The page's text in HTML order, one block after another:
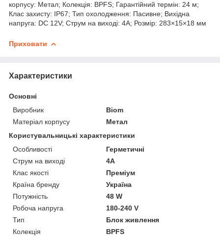
корпусу: Метал; Колекція: BPFS; Гарантійний термін: 24 м;
Клас захисту: IP67; Тип охолодження: Пасивне; Вихідна
напруга: DC 12V; Струм на виході: 4A; Розмір: 283×15×18 мм
Приховати
Характеристики
Основні
Виробник
Biom
Матеріал корпусу
Метал
Користувальницькі характеристики
Особливості
Герметичні
Струм на виході
4A
Клас якості
Преміум
Країна бренду
Україна
Потужність
48 W
Робоча напруга
180-240 V
Тип
Блок живлення
Колекція
BPFS